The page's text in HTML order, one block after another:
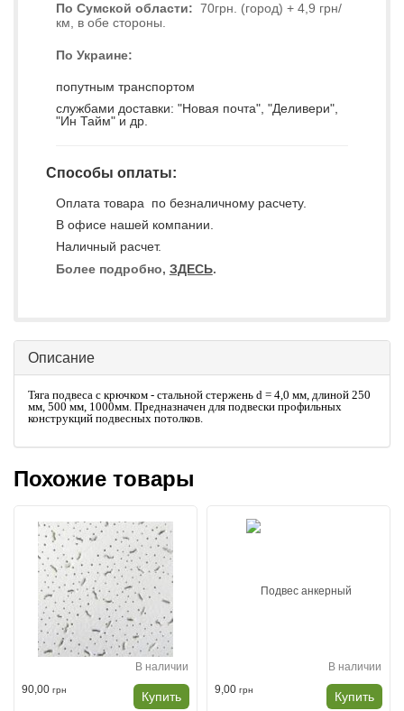
По Сумской области: 70грн. (город) + 4,9 грн/
км, в обе стороны.
По Украине:
попутным транспортом
службами доставки: "Новая почта", "Деливери",
"Ин Тайм" и др.
Способы оплаты:
Оплата товара по безналичному расчету.
В офисе нашей компании.
Наличный расчет.
Более подробно, ЗДЕСЬ.
Описание
Тяга подвеса с крючком - стальной стержень d = 4,0 мм, длиной 250
мм, 500 мм, 1000мм. Предназначен для подвески профильных
конструкций подвесных потолков.
Похожие товары
В наличии
90,00 грн Купить
В наличии
9,00 грн Купить